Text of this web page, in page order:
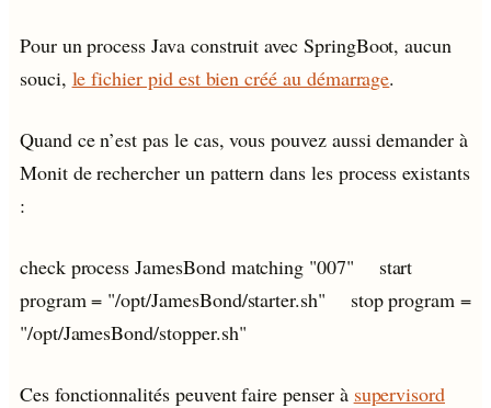
Pour un process Java construit avec SpringBoot, aucun
souci, le fichier pid est bien créé au démarrage.
Quand ce n’est pas le cas, vous pouvez aussi demander à
Monit de rechercher un pattern dans les process existants
:
check process JamesBond matching "007" start
program = "/opt/JamesBond/starter.sh" stop program =
"/opt/JamesBond/stopper.sh"
Ces fonctionnalités peuvent faire penser à supervisord